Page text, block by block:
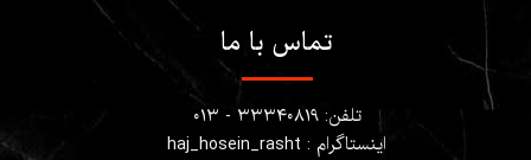
تماس با ما
تلفن: ۳۳۳۴۰۸۱۹ - ۰۱۳
اینستاگرام : haj_hosein_rasht